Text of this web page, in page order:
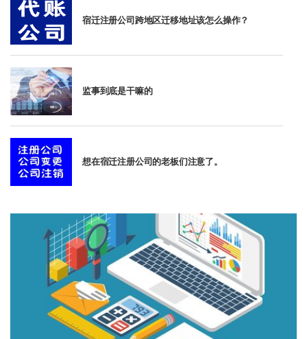
宿迁注册公司跨地区迁移地址该怎么操作？
监事到底是干嘛的
想在宿迁注册公司的老板们注意了。